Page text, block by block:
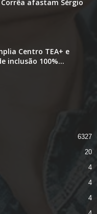
afastam Sérgio
Centro TEA+ e
inclusão 100%...
6327
20
4
4
4